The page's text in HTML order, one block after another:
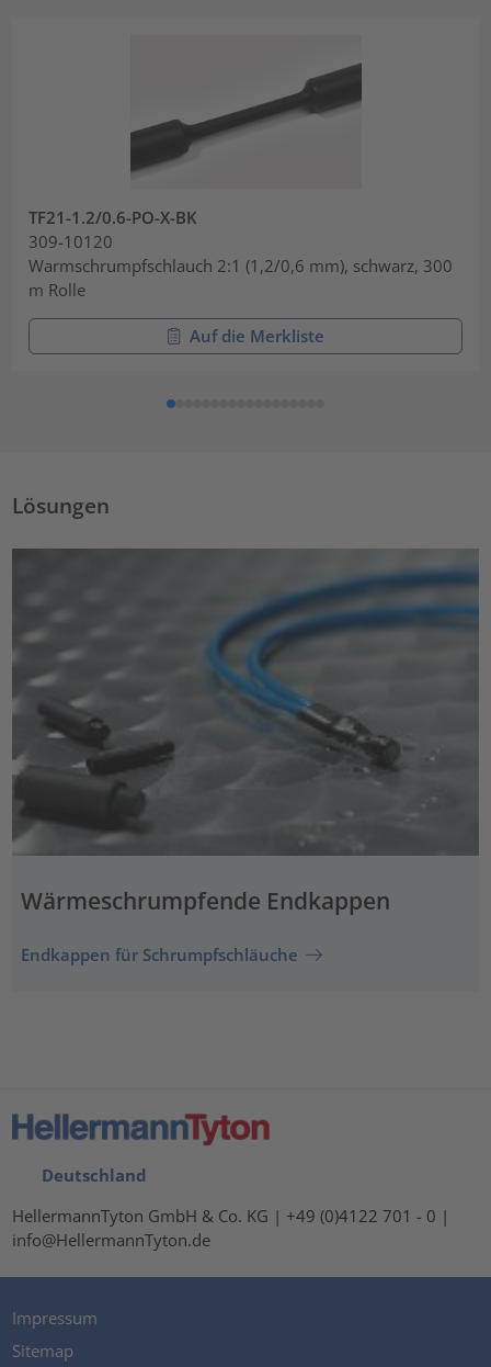
TF21-1.2/0.6-PO-X-BK
309-10120
Warmschrumpfschlauch 2:1 (1,2/0,6 mm), schwarz, 300
m Rolle
Auf die Merkliste
Lösungen
Wärmeschrumpfende Endkappen
Endkappen für Schrumpfschläuche
Deutschland
HellermannTyton GmbH & Co. KG | +49 (0)4122 701 - 0 |
info@HellermannTyton.de
Impressum
Sitemap